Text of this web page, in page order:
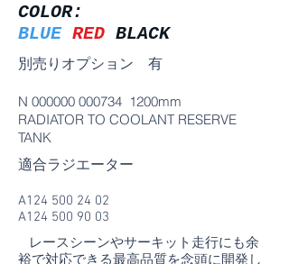
COLOR:
BLUE RED BLACK
別売りオプション 有
N 000000 000734 1200mm
RADIATOR TO COOLANT RESERVE
TANK
適合ラジエーター
A124 500 24 02
A124 500 90 03
レースシーンやサーキット走行にも余
裕で対応できる最高品質を念頭に開発し